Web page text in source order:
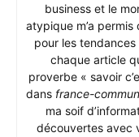
business et le
atypique m’a
pour les
chaque article
proverbe « savoir
dans france-
ma soif
découvertes avec